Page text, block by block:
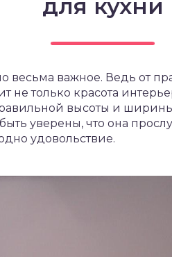
для кухни
весьма важное. Ведь от
не только красота
высоты и
уверены, что она
удовольствие.